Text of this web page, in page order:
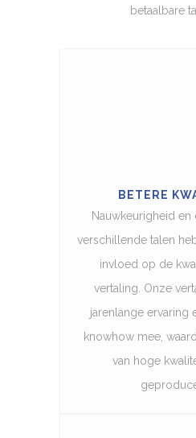
betaalbare
BETERE
Nauwkeurigheid en
verschillende talen
invloed op de
vertaling. Onze
jarenlange ervaring
knowhow mee,
van hoge